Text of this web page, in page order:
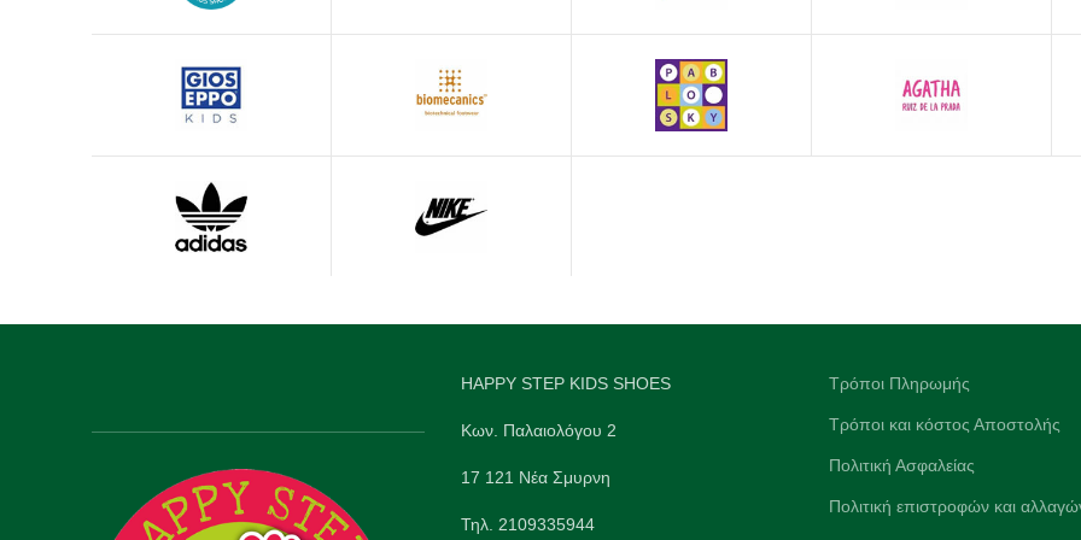
HAPPY STEP KIDS SHOES
Κων. Παλαιολόγου 2
17 121 Νέα Σμυρνη
Τηλ. 2109335944
Τρόποι Πληρωμής
Τρόποι και κόστος Αποστολής
Πολιτική Ασφαλείας
Πολιτική επιστροφών και